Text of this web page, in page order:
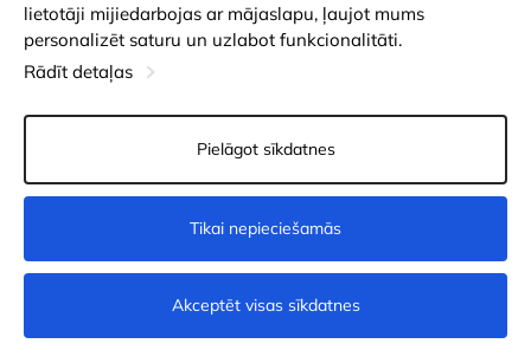
Nopirkt
Veikali
Apmaksa un piegāde
Loayalitātes kartes
Vairumtirdzniecības pircējiem
Noteikumi un nosacījumi
Preču atgriešanās
Sīkdatņu iestatījumi
© 2011-2026MNOGOKNIG. All Rights Reserved.
lietotāji mijiedarbojas ar mājaslapu, ļaujot mums
personalizēt saturu un uzlabot funkcionalitāti.
Rādīt detaļas
Pielāgot sīkdatnes
Tikai nepieciešamās
Akceptēt visas sīkdatnes